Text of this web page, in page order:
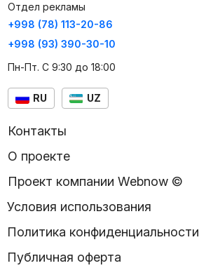
Отдел рекламы
+998 (78) 113-20-86
+998 (93) 390-30-10
Пн-Пт. С 9:30 до 18:00
RU UZ
Контакты
О проекте
Проект компании Webnow ©
Условия использования
Политика конфиденциальности
Публичная оферта